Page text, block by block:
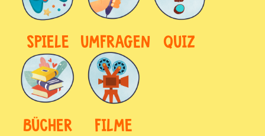
SPIELE UMFRAGEN QUIZ
BÜCHER FILME